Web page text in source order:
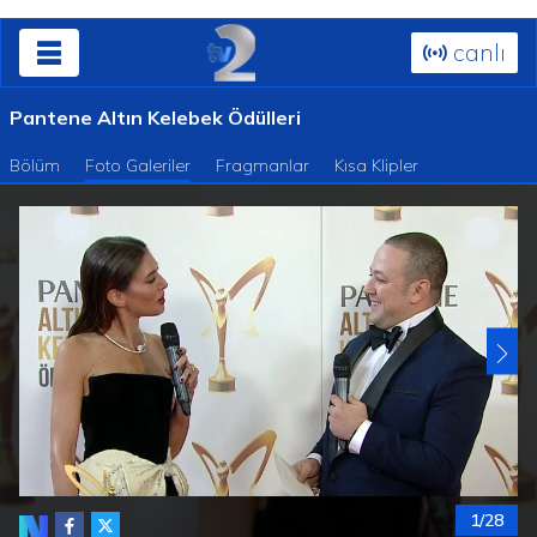
canlı
Pantene Altın Kelebek Ödülleri
Bölüm Foto Galeriler Fragmanlar Kısa Klipler
1/28